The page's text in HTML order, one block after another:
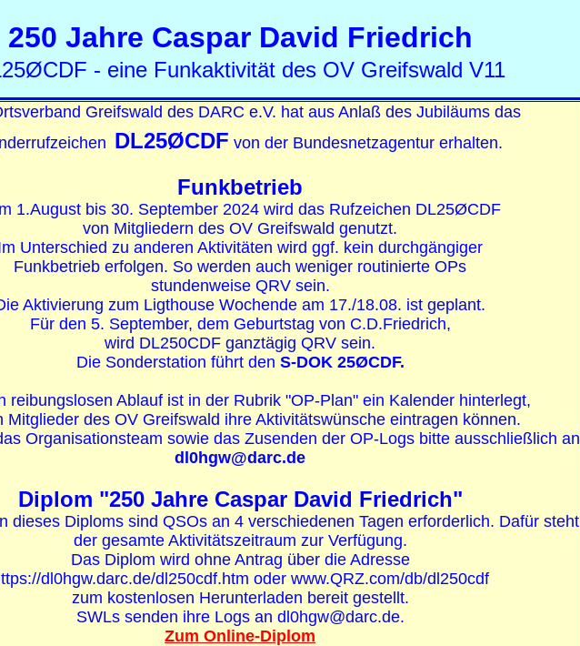
250 Jahre Caspar David Friedrich
- eine Funkaktivität des OV Greifswald V11
Greifswald des DARC e.V. hat aus Anlaß des Jubiläums das
DL25ØCDF von der Bundesnetzagentur erhalten.
Funkbetrieb
1.August bis 30. September 2024 wird das Rufzeichen DL25ØCDF
von Mitgliedern des OV Greifswald genutzt.
Unterschied zu anderen Aktivitäten wird ggf. kein durchgängiger
Funkbetrieb erfolgen. So werden auch weniger routinierte OPs
stundenweise QRV sein.
Aktivierung zum Ligthouse Wochende am 17./18.08. ist geplant.
Für den 5. September, dem Geburtstag von C.D.Friedrich,
wird DL250CDF ganztägig QRV sein.
Die Sonderstation führt den S-DOK 25ØCDF.
reibungslosen Ablauf ist in der Rubrik "OP-Plan" ein Kalender hinterlegt,
Mitglieder des OV Greifswald ihre Aktivitätswünsche eintragen können.
Organisationsteam sowie das Zusenden der OP-Logs bitte ausschließlich an
dl0hgw@darc.de
Diplom "250 Jahre Caspar David Friedrich"
dieses Diploms sind QSOs an 4 verschiedenen Tagen erforderlich. Dafür steht
der gesamte Aktivitätszeitraum zur Verfügung.
Das Diplom wird ohne Antrag über die Adresse
dl0hgw.darc.de/dl250cdf.htm oder www.QRZ.com/db/dl250cdf
zum kostenlosen Herunterladen bereit gestellt.
SWLs senden ihre Logs an dl0hgw@darc.de.
Zum Online-Diplom